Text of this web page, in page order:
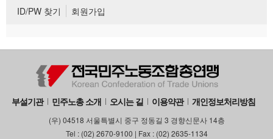
ID/PW 찾기 회원가입
부설기관 민주노총 소개 오시는 길 이용약관 개인정보처리방침
(우) 04518 서울특별시 중구 정동길 3 경향신문사 14층
Tel : (02) 2670-9100 | Fax : (02) 2635-1134